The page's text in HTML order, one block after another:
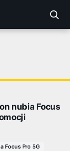
nubia Focus
Focus Pro 5G